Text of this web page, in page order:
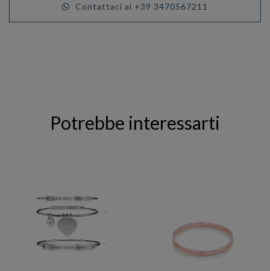
Contattaci al +39 3470567211
Potrebbe interessarti